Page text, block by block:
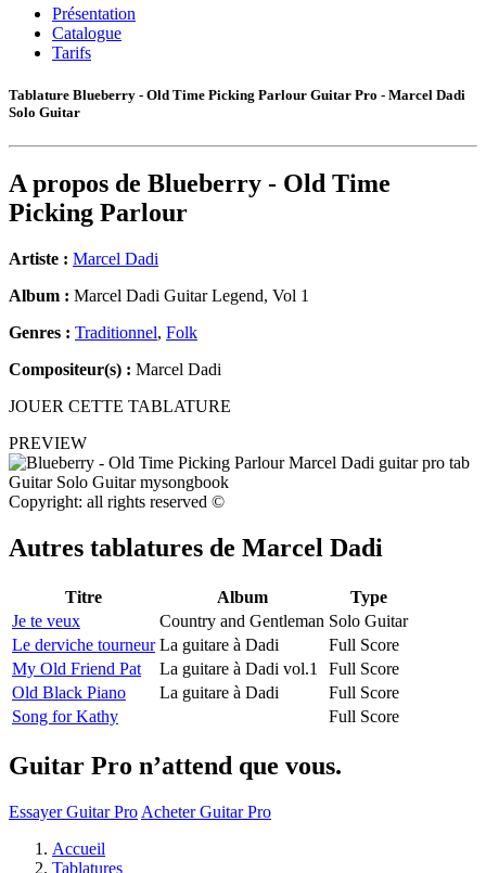
Présentation
Catalogue
Tarifs
Tablature Blueberry - Old Time Picking Parlour Guitar Pro - Marcel Dadi
Solo Guitar
A propos de Blueberry - Old Time
Picking Parlour
Artiste : Marcel Dadi
Album : Marcel Dadi Guitar Legend, Vol 1
Genres : Traditionnel, Folk
Compositeur(s) : Marcel Dadi
JOUER CETTE TABLATURE
PREVIEW
Copyright: all rights reserved ©
Autres tablatures de Marcel Dadi
Titre Album
Type
Je te veux
Country and Gentleman Solo Guitar
Le derviche tourneur La guitare à Dadi
Full Score
My Old Friend Pat
La guitare à Dadi vol.1
Full Score
Old Black Piano
La guitare à Dadi
Full Score
Song for Kathy
Full Score
Guitar Pro n’attend que vous.
Essayer Guitar Pro Acheter Guitar Pro
Accueil
Tablatures